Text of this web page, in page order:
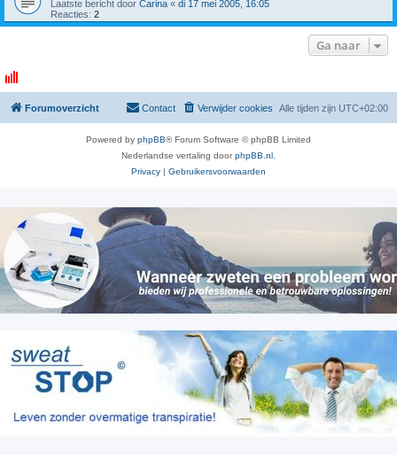
Laatste bericht door Carina « di 17 mei 2005, 16:05
Reacties: 2
Ga naar
Forumoverzicht Alle tijden zijn UTC+02:00
Verwijder cookies
Contact
Powered by phpBB® Forum Software © phpBB Limited
Nederlandse vertaling doorphpBB.nl
Privacy | Gebruikersvoorwaarden